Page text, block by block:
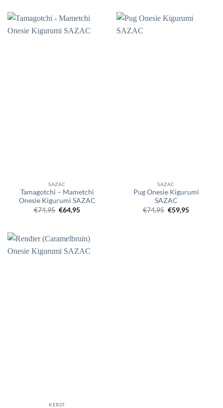
SAZAC
Tamagotchi – Mametchi
Onesie Kigurumi SAZAC
€74,95 Oorspronkelijke
prijs
€64,95Huidige
SAZAC
Pug Onesie Kigurumi
SAZAC
€74,95 Oorspronkelijke
prijs
€59,95Huidige
KERST